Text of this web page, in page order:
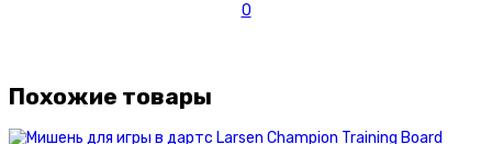
0
Похожие товары